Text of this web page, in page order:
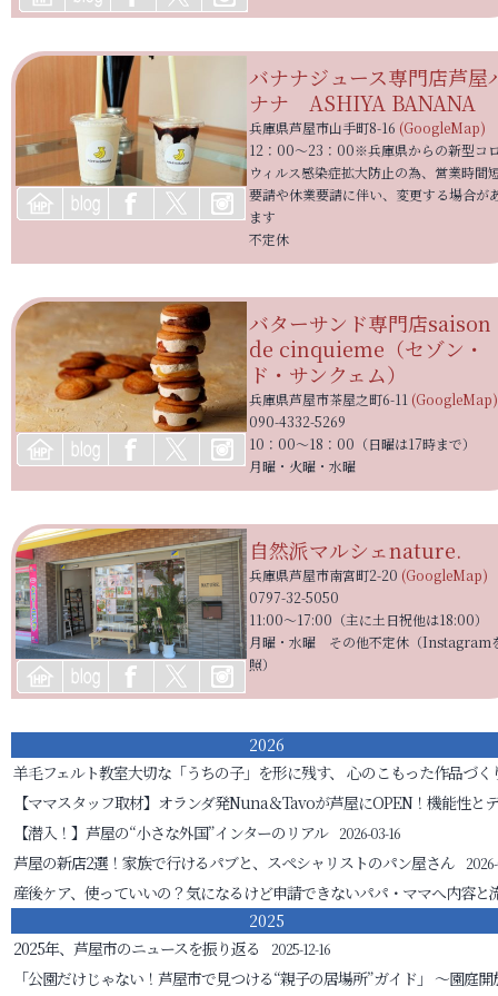
バナナジュース専門店芦屋
ナナ ASHIYA BANANA
兵庫県芦屋市山手町8-16 (GoogleMap)
12：00～23：00※兵庫県からの新型コ
ウィルス感染症拡大防止の為、営業時間
要請や休業要請に伴い、変更する場合が
ます
不定休
バターサンド専門店saison
de cinquieme（セゾン・
ド・サンクェム）
兵庫県芦屋市茶屋之町6-11 (GoogleMap)
090-4332-5269
10：00～18：00（日曜は17時まで）
月曜・火曜・水曜
自然派マルシェnature.
兵庫県芦屋市南宮町2-20 (GoogleMap)
0797-32-5050
11:00〜17:00（主に土日祝他は18:00）
月曜・水曜 その他不定休（Instagram
照）
2026
羊毛フェルト教室大切な「うちの子」を形に残す、 心のこもった作品づく
【ママスタッフ取材】オランダ発Nuna＆Tavoが芦屋にOPEN！機能性と
【潜入！】芦屋の“小さな外国”インターのリアル
2026-03-16
芦屋の新店2選！家族で行けるパブと、スペシャリストのパン屋さん
産後ケア、使っていいの？気になるけど申請できないパパ・ママへ内容と
2025
2025年、芦屋市のニュースを振り返る
2025-12-16
「公園だけじゃない！芦屋市で見つける“親子の居場所”ガイド」 ～園庭開